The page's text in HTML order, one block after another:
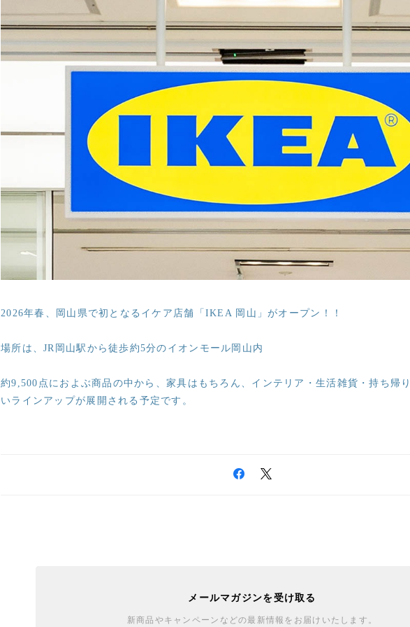
2026年春、岡山県で初となるイケア店舗「IKEA 岡山」がオープン！！
場所は、JR岡山駅から徒歩約5分のイオンモール岡山内
約9,500点におよぶ商品の中から、家具はもちろん、インテリア・生活雑貨・持ち帰
いラインアップが展開される予定です。
メールマガジンを受け取る
新商品やキャンペーンなどの最新情報をお届けいたします。